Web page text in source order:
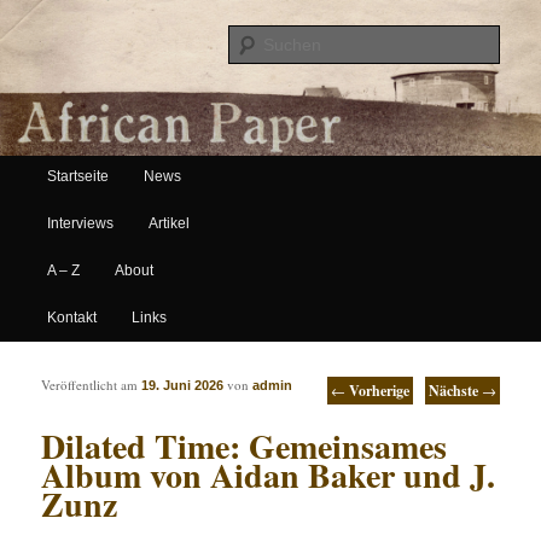
African Paper
Hauptmenü
Zum Inhalt wechseln
Zum sekundären Inhalt wechseln
Startseite News
Interviews Artikel
A – Z About
Kontakt Links
Artikelnavigation ← Vorherige Nächste →
Dilated Time: Gemeinsames
Album von Aidan Baker und J.
Zunz
Veröffentlicht am19. Juni 2026 vonadmin